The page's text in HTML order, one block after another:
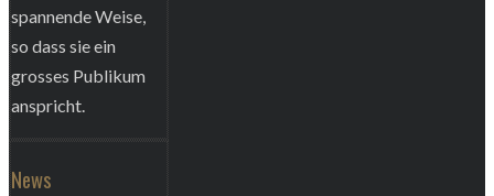
spannende Weise,
so dass sie ein
grosses Publikum
anspricht.
News